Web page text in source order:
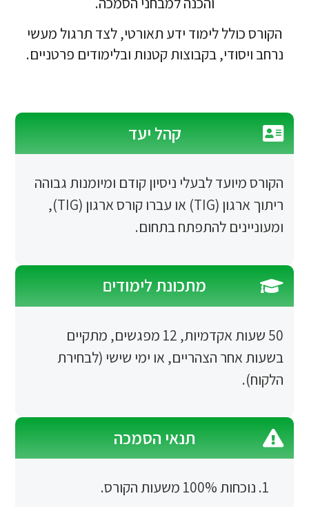
לימוד ידע תאורטי, לצד תרגול מעשי
בקבוצות קטנות ובלימודים פרטניים.
קהל יעד
לבעלי ניסיון קודם ומיומנות גבוהה
ריתוך ארגון (TIG) או עברו קורס ארגון (TIG),
להתפתח בתחום.
מתכונת לימודים
50 שעות אקדמיות, 12 מפגשים, מתקיים
הצהריים, או ימי שישי (לבחירת
תנאי הסמכה